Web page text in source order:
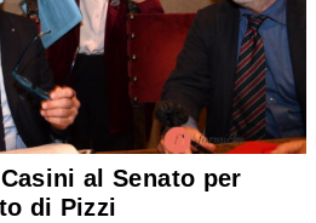
al Senato per
di Pizzi